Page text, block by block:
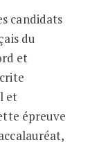
candidats
du
et
et
épreuve